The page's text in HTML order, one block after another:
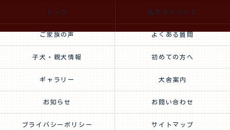
トップ 私たちについて
ご家族の声 よくある質問
子犬・親犬情報 初めての方へ
ギャラリー 犬舎案内
お知らせ お問い合わせ
プライバシーポリシー サイトマップ